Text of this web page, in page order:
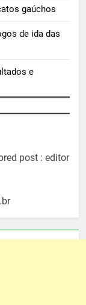
gaúchos
de ida das
e
post : editor